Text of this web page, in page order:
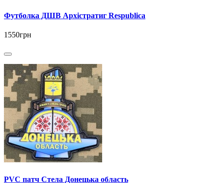
Футболка ДШВ Архістратиг Respublica
1550грн
PVC патч Стела Донецька область